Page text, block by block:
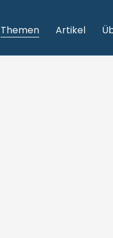
Themen Artikel